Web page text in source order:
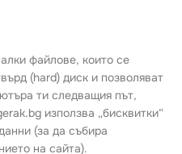
файлове, които се
(hard) диск и позволяват
ти следващия път,
използва „бисквитки“
(за да събира
на сайта).